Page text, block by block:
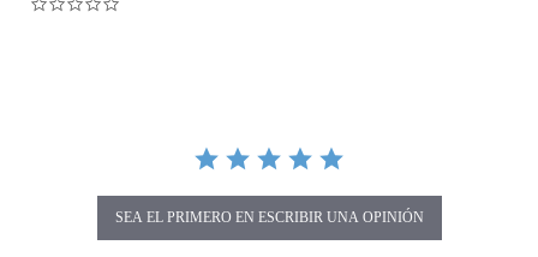
SEA EL PRIMERO EN ESCRIBIR UNA OPINIÓN